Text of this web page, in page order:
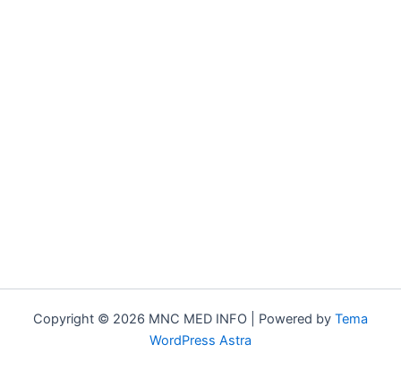
Copyright © 2026 MNC MED INFO | Powered by Tema
WordPress Astra